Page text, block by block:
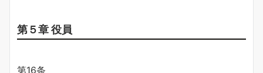
第５章 役員
第16条